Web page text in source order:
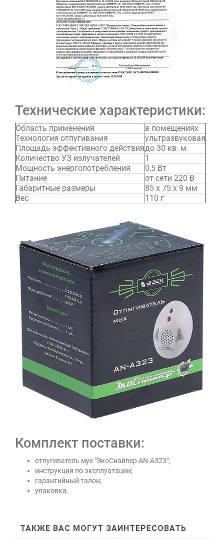
Технические характеристики:
Область применения
в помещениях
Технология отпугивания
ультразвуковая
Площадь эффективного действиядо 30 кв. м
Количество УЗ излучателей
1
Мощность энергопотребления
0,5 Вт
Питание
от сети 220 В
Габаритные размеры
85 х 75 х 9 мм
Вес
110 г
Комплект поставки:
отпугиватель мух "ЭкоСнайпер AN-A323";
инструкция по эксплуатации;
гарантийный талон;
упаковка.
ТАКЖЕ ВАС МОГУТ ЗАИНТЕРЕСОВАТЬ